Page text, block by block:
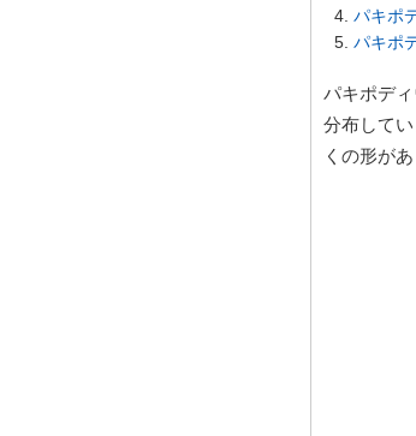
パキポ
パキポ
パキポデ
分布して
くの形があ